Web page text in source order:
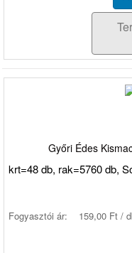
Győri Édes
krt=48 db, rak=5760 db,
Fogyasztói ár: 159,00 Ft /